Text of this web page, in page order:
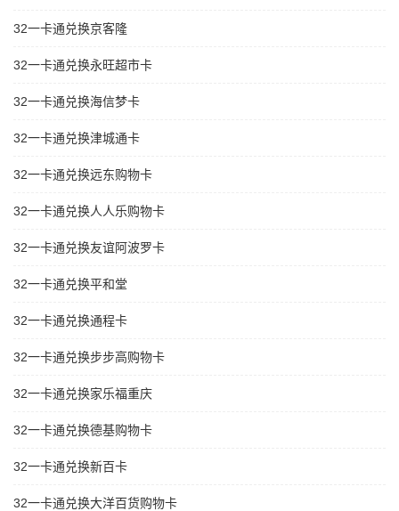
32一卡通兑换京客隆
32一卡通兑换永旺超市卡
32一卡通兑换海信梦卡
32一卡通兑换津城通卡
32一卡通兑换远东购物卡
32一卡通兑换人人乐购物卡
32一卡通兑换友谊阿波罗卡
32一卡通兑换平和堂
32一卡通兑换通程卡
32一卡通兑换步步高购物卡
32一卡通兑换家乐福重庆
32一卡通兑换德基购物卡
32一卡通兑换新百卡
32一卡通兑换大洋百货购物卡